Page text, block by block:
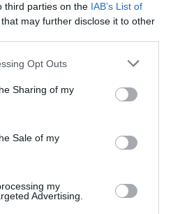
third parties on the IAB’s List of
that may further disclose it to other
Opt Outs
Sharing of my
Sale of my
my
Advertising.
oltre alla violenza, al
e all’intimidazione. In
votato oggi. La
ha anche approvato
in base al quale il
a quando il lavoratore
gli arretrati.